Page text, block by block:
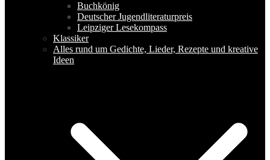
Buchkönig
Deutscher Jugendliteraturpreis
Leipziger Lesekompass
Klassiker
Alles rund um Gedichte, Lieder, Rezepte und kreative
Ideen